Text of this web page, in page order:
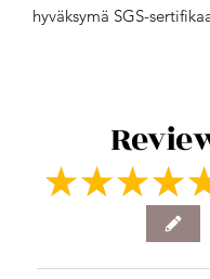
hyväksymä SGS-
★ ★ ★ ★